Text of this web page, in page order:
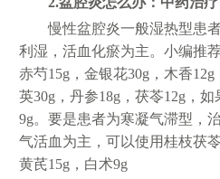
慢性盆腔炎一般湿热型患
利湿，活血化瘀为主。小编推
赤芍15g，金银花30g，木香
英30g，丹参18g，茯苓12g，
9g。要是患者为寒凝气滞型，
气活血为主，可以使用桂枝茯
黄芪15g，白术9g